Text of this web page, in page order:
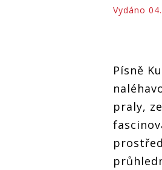
Vydáno
Písně
praly,